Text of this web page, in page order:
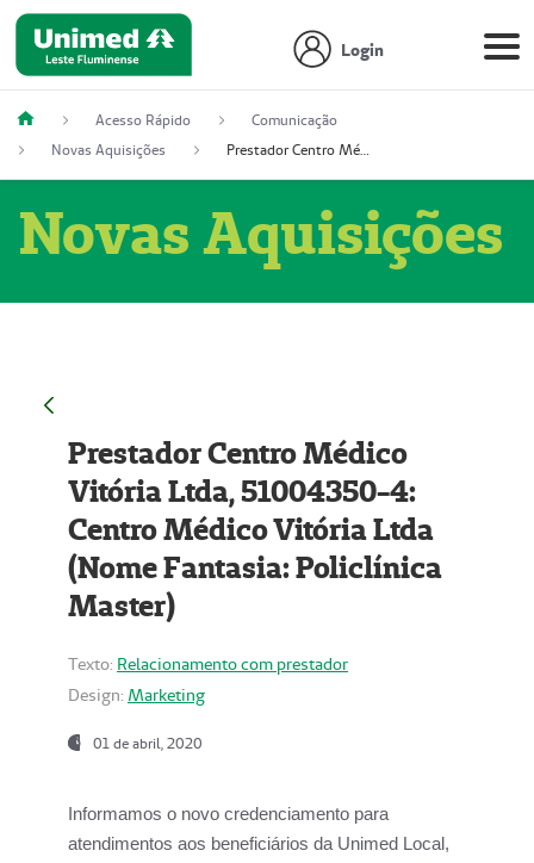
Login
Acesso Rápido
Comunicação
Novas Aquisições
Prestador Centro Médico Vitória Ltda, 51004350-4: Centro Médico Vitória Ltda (Nome Fantasia: Policlínica Master)
Novas Aquisições
Prestador Centro Médico
Vitória Ltda, 51004350-4:
Centro Médico Vitória Ltda
(Nome Fantasia: Policlínica
Master)
Texto: Relacionamento com prestador
Design: Marketing
01 de abril, 2020
Informamos o novo credenciamento para
atendimentos aos beneficiários da Unimed Local,